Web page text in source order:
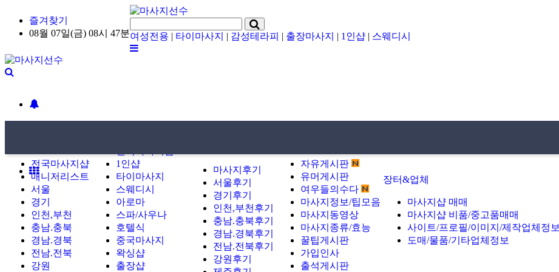
즐겨찾기
08월 07일(금) 08시 47분여성전용 | 타이마사지 | 감성테라피 | 출장마사지 | 1인샵 | 스웨디시
전국마사지샵
매니저리스트
서울
경기
인천,부천
충남.충북
경남.경북
전남.전북
강원
1인샵
타이마사지
스웨디시
아로마
스파/사우나
호텔식
중국마사지
왁싱샵
출장샵
마사지후기
서울후기
경기후기
인천,부천후기
충남.충북후기
경남.경북후기
전남.전북후기
강원후기
자유게시판
유머게시판
여우들의수다
마사지정보/팁모음
마사지동영상
마사지종류/효능
꿀팁게시판
가입인사
출석게시판
장터&업체
마사지샵 매매
마사지샵 비품/중고품매매
사이트/프로필/이미지/제작업체정보
도매/물품/기타업체정보